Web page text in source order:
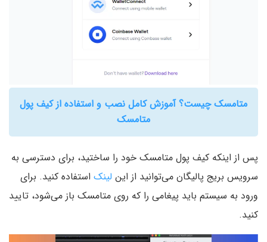
متامسک چیست؟ آموزش کامل نصب و استفاده از کیف پول
متامسک
پس از اینکه کیف پول متامسک خود را ساختید، برای دسترسی به
سرویس بریج پالیگان می‌توانید از این لینک استفاده کنید. برای
ورود به سیستم باید پیغامی را که روی متامسک باز می‌شود، تایید
کنید.